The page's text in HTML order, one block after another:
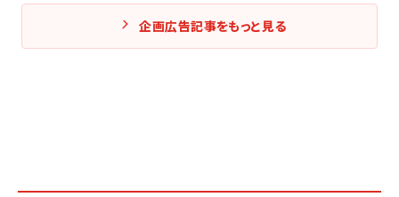
企画広告記事をもっと見る